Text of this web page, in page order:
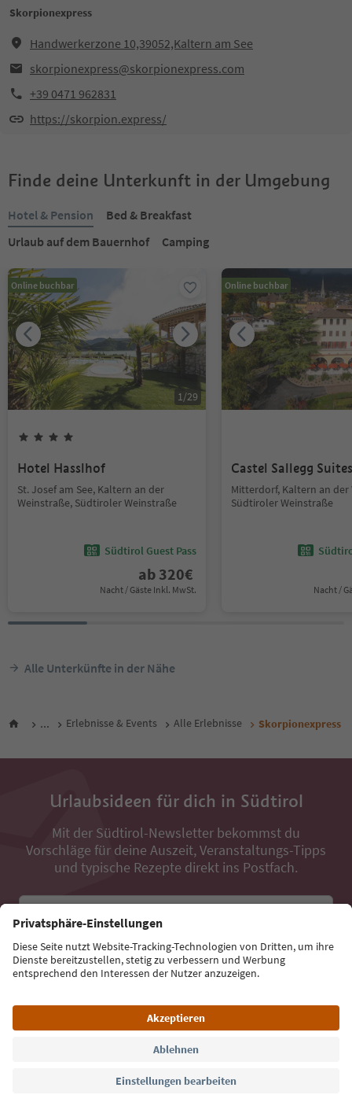
Skorpionexpress
Handwerkerzone 10,39052,Kaltern am See
skorpionexpress@skorpionexpress.com
+39 0471 962831
https://skorpion.express/
Finde deine Unterkunft in der Umgebung
Hotel & Pension
Bed & Breakfast
Urlaub auf dem Bauernhof
Camping
Online buchbar
1/29
Hotel Hasslhof
St. Josef am See, Kaltern an der
Weinstraße, Südtiroler Weinstraße
Südtirol Guest Pass
ab 320€
Nacht / Gäste Inkl. MwSt.
Online buchbar
Castel Sallegg Suites
Mitterdorf, Kaltern an der
Südtiroler Weinstraße
Nacht /
Alle Unterkünfte in der Nähe
... Erlebnisse & Events Alle Erlebnisse Skorpionexpress
Urlaubsideen für dich in Südtirol
Mit der Südtirol-Newsletter bekommst du
Vorschläge für deine Auszeit, Veranstaltungs-Tipps
und typische Rezepte direkt ins Postfach.
Jetzt anmelden